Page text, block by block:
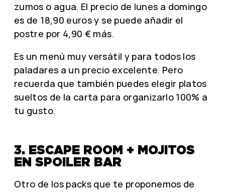
zumos o agua. El precio de lunes a domingo
es de 18,90 euros y se puede añadir el
postre por 4,90 € más.
Es un menú muy versátil y para todos los
paladares a un precio excelente. Pero
recuerda que también puedes elegir platos
sueltos de la carta para organizarlo 100% a
tu gusto.
3. ESCAPE ROOM + MOJITOS
EN SPOILER BAR
Otro de los packs que te proponemos de